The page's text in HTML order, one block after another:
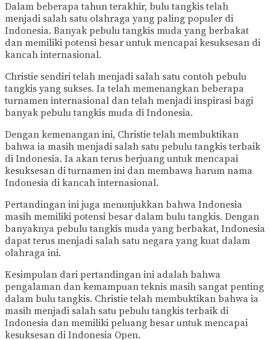
Dalam beberapa tahun terakhir, bulu tangkis telah
menjadi salah satu olahraga yang paling populer di
Indonesia. Banyak pebulu tangkis muda yang berbakat
dan memiliki potensi besar untuk mencapai kesuksesan di
kancah internasional.
Christie sendiri telah menjadi salah satu contoh pebulu
tangkis yang sukses. Ia telah memenangkan beberapa
turnamen internasional dan telah menjadi inspirasi bagi
banyak pebulu tangkis muda di Indonesia.
Dengan kemenangan ini, Christie telah membuktikan
bahwa ia masih menjadi salah satu pebulu tangkis terbaik
di Indonesia. Ia akan terus berjuang untuk mencapai
kesuksesan di turnamen ini dan membawa harum nama
Indonesia di kancah internasional.
Pertandingan ini juga menunjukkan bahwa Indonesia
masih memiliki potensi besar dalam bulu tangkis. Dengan
banyaknya pebulu tangkis muda yang berbakat, Indonesia
dapat terus menjadi salah satu negara yang kuat dalam
olahraga ini.
Kesimpulan dari pertandingan ini adalah bahwa
pengalaman dan kemampuan teknis masih sangat penting
dalam bulu tangkis. Christie telah membuktikan bahwa ia
masih menjadi salah satu pebulu tangkis terbaik di
Indonesia dan memiliki peluang besar untuk mencapai
kesuksesan di Indonesia Open.